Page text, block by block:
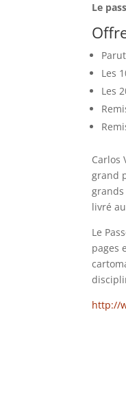
Le
Les
Les
Carlos
grand
grands
livré
Le
pages
http://